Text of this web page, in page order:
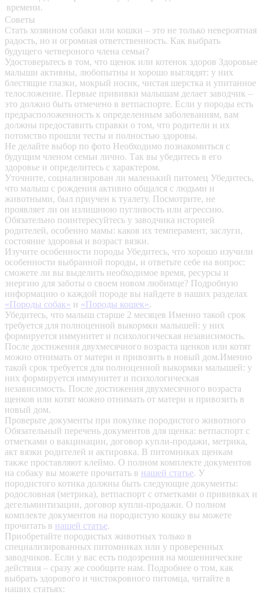
времени.
Советы
Стать хозяином собаки или кошки – это не только невероятная
радость, но и огромная ответственность. Как выбрать
будущего четвероного члена семьи?
Удостоверьтесь в том, что щенок или котенок здоров Здоровые
малыши активны, любопытны и хорошо выглядят: у них
блестящие глазки, мокрый носик, чистая шерстка и упитанное
телосложение. Первые прививки малышам делает заводчик –
это должно быть отмечено в ветпаспорте. Если у породы есть
предрасположенность к определенным заболеваниям, вам
должны предоставить справки о том, что родители и их
потомство прошли тесты и полностью здоровы.
Не делайте выбор по фото Необходимо познакомиться с
будущим членом семьи лично. Так вы убедитесь в его
здоровье и определитесь с характером.
Уточните, социализирован ли маленький питомец Убедитесь,
что малыш с рождения активно общался с людьми и
животными, был приучен к туалету. Посмотрите, не
проявляет ли он излишнюю пугливость или агрессию.
Обязательно поинтересуйтесь у заводчика историей
родителей, особенно мамы: каков их темперамент, заслуги,
состояние здоровья и возраст вязки.
Изучите особенности породы Убедитесь, что хорошо изучили
особенности выбранной породы, и ответьте себе на вопрос:
сможете ли вы выделить необходимое время, ресурсы и
энергию для заботы о своем новом любимце? Подробную
информацию о каждой породе вы найдете в наших разделах
«Породы собак» и «Породы кошек».
Убедитесь, что малыш старше 2 месяцев Именно такой срок
требуется для полноценной выкормки малышей: у них
формируется иммунитет и психологическая независимость.
После достижения двухмесячного возраста щенков или котят
можно отнимать от матери и привозить в новый дом.Именно
такой срок требуется для полноценной выкормки малышей: у
них формируется иммунитет и психологическая
независимость. После достижения двухмесячного возраста
щенков или котят можно отнимать от матери и привозить в
новый дом.
Проверьте документы при покупке породистого животного
Обязательный перечень документов для щенка: ветпаспорт с
отметками о вакцинации, договор купли-продажи, метрика,
акт вязки родителей и актировка. В питомниках щенкам
также проставляют клеймо. О полном комплекте документов
на собаку вы можете прочитать в нашей статье. У
породистого котика должны быть следующие документы:
родословная (метрика), ветпаспорт с отметками о прививках и
дегельминтизации, договор купли-продажи. О полном
комплекте документов на породистую кошку вы можете
прочитать в нашей статье.
Приобретайте породистых животных только в
специализированных питомниках или у проверенных
заводчиков. Если у вас есть подозрения на мошеннические
действия – сразу же сообщите нам. Подробнее о том, как
выбрать здорового и чистокровного питомца, читайте в
наших статьях: